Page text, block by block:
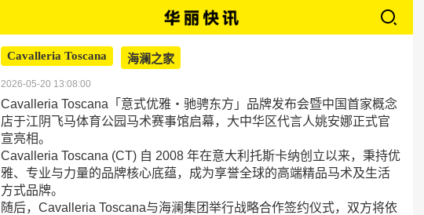
Cavalleria Toscana 海澜之家
2026-05-20 13:08:00
Cavalleria Toscana「意式优雅・驰骋东方」品牌发布会暨中国首家概念
店于江阴飞马体育公园马术赛事馆启幕，大中华区代言人姚安娜正式官
宣亮相。
Cavalleria Toscana (CT) 自 2008 年在意大利托斯卡纳创立以来，秉持优
雅、专业与力量的品牌核心底蕴，成为享誉全球的高端精品马术及生活
方式品牌。
随后，Cavalleria Toscana与海澜集团举行战略合作签约仪式，双方将依